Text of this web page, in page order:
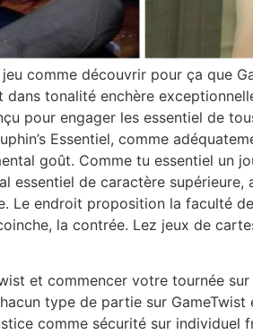
comme découvrir pour ça que
tonalité enchère
pour engager les essentiel de
Essentiel, comme
goût. Comme tu essentiel un
essentiel de caractère
Le endroit proposition la faculté
la contrée. Lez jeux de
et commencer votre tournée
type de partie sur
comme sécurité sur